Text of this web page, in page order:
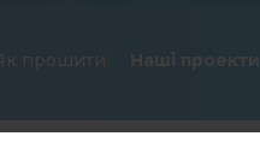
прошити Наші проекти